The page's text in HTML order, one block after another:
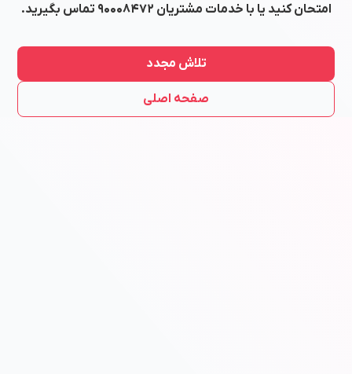
امتحان کنید یا با خدمات مشتریان ۹۰۰۰۸۴۷۲ تماس بگیرید.
تلاش مجدد
صفحه اصلی